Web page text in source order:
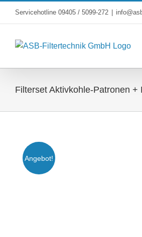
Servicehotline 09405 / 5099-272
Filterset Aktivkohle-Patronen
Angebot!